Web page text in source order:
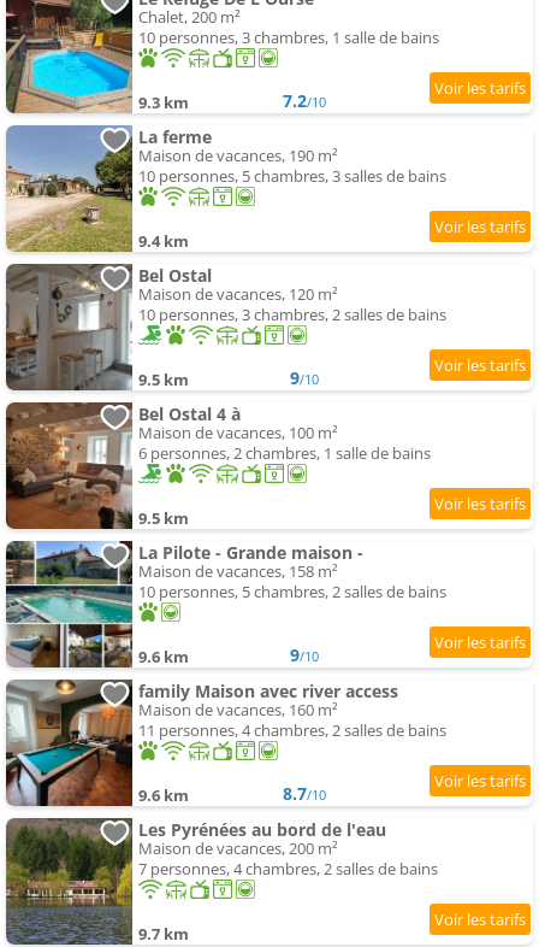
Chalet, 200 m²
10 personnes, 3 chambres, 1 salle de bains
9.3 km 7.2/10
La ferme
Maison de vacances, 190 m²
10 personnes, 5 chambres, 3 salles de bains
9.4 km
Bel Ostal
Maison de vacances, 120 m²
10 personnes, 3 chambres, 2 salles de bains
9.5 km 9/10
Bel Ostal 4 à
Maison de vacances, 100 m²
6 personnes, 2 chambres, 1 salle de bains
9.5 km
La Pilote - Grande maison -
Maison de vacances, 158 m²
10 personnes, 5 chambres, 2 salles de bains
9.6 km 9/10
family Maison avec river access
Maison de vacances, 160 m²
11 personnes, 4 chambres, 2 salles de bains
9.6 km 8.7/10
Les Pyrénées au bord de l'eau
Maison de vacances, 200 m²
7 personnes, 4 chambres, 2 salles de bains
9.7 km